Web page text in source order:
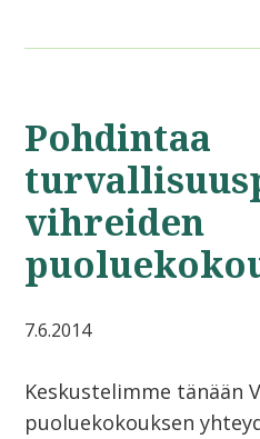
Pohdintaa
vihreiden
7.6.2014
Keskustelimme tänään
puoluekokouksen